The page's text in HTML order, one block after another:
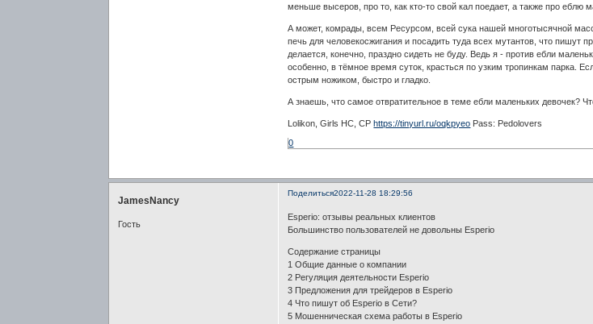
меньше высеров, про то, как кто-то свой кал поедает, а также про еблю
А может, комрады, всем Ресурсом, всей сука нашей многотысячной
печь для человекосжигания и посадить туда всех мутантов, что пишут
делается, конечно, праздно сидеть не буду. Ведь я - против ебли
особенно, в тёмное время суток, красться по узким тропинкам парка.
острым ножиком, быстро и гладко.
А знаешь, что самое отвратительное в теме ебли маленьких девочек?
Lolikon, Girls HC, CPhttps://tinyurl.ru/oqkpyeo Pass: Pedolovers
0
Поделиться2022-11-28 18:29:56
JamesNancy
Гость
Esperio: отзывы реальных клиентов
Большинство пользователей не довольны Esperio
Содержание страницы
1 Общие данные о компании
2 Регуляция деятельности Esperio
3 Предложения для трейдеров в Esperio
4 Что пишут об Esperio в Сети?
5 Мошенническая схема работы в Esperio